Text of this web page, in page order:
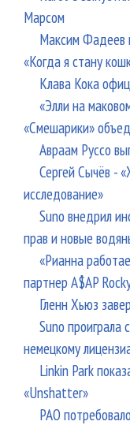
Марсом
Максим Фадеев
«Когда я стану
Клава Кока
«Элли на
«Смешарики»
Авраам Руссо
Сергей Сычёв -
исследование»
Suno внедрил
прав и новые
«Рианна
партнер A$AP
Гленн Хьюз
Suno проиграла
немецкому
Linkin Park
«Unshatter»
РАО